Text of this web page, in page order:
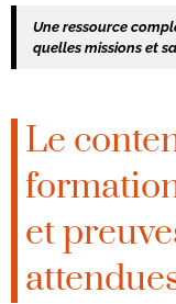
Une ressource
quelles missions et
Le
et